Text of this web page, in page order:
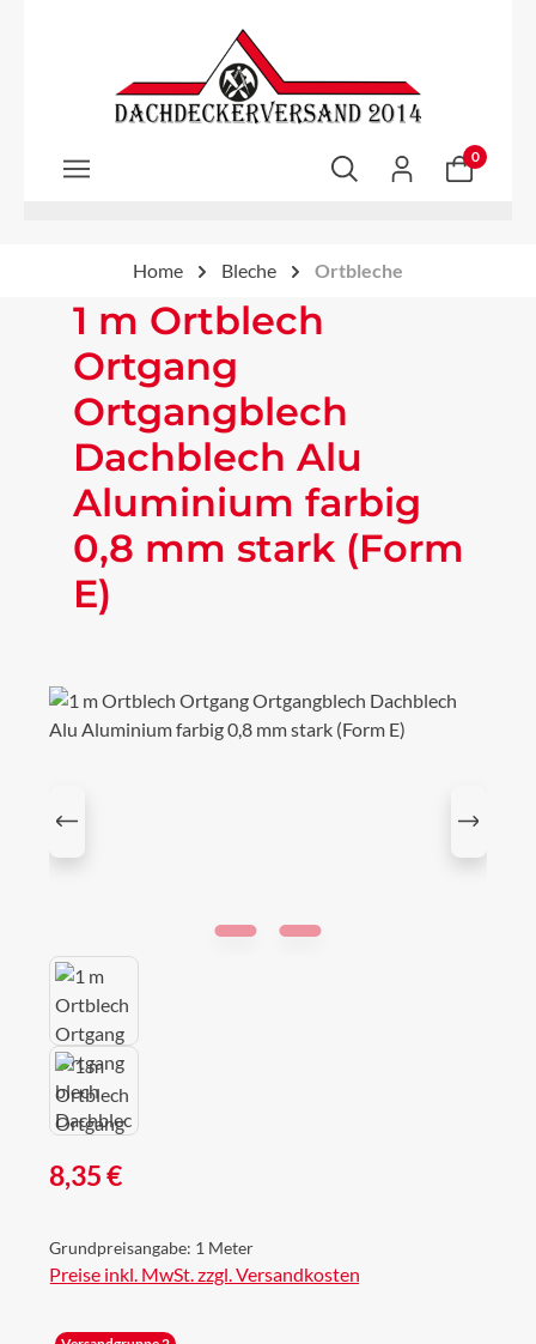
Zum Hauptinhalt springen
0
Home Bleche Ortbleche
1 m Ortblech
Ortgang
Ortgangblech
Dachblech Alu
Aluminium farbig
0,8 mm stark (Form
E)
Bildergalerie überspringen
Regulärer Preis:
8,35 €
Grundpreisangabe: 1 Meter
Preise inkl. MwSt. zzgl. Versandkosten